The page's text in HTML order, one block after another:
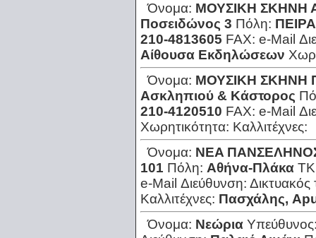
Όνομα: ΜΟΥΣΙΚΗ ΣΚΗΝΗ
Ποσειδώνος 3 Πόλη:
210-4813605 FAX: e-Mail
Αίθουσα Εκδηλώσεων
Όνομα: ΜΟΥΣΙΚΗ ΣΚΗΝΗ
Ασκληπιού & Κάστορος
210-4120510 FAX: e-Mail
Χωρητικότητα: Καλλιτέχνες:
Όνομα: ΝEA
101 Πόλη: Αθήνα-Πλάκα
e-Mail Διεύθυνση:
Καλλιτέχνες: Πασχάλης,
Όνομα: Νεώρια